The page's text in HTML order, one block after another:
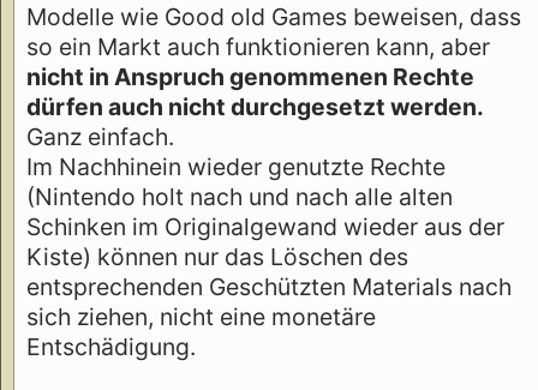
Modelle wie Good old Games beweisen, dass
so ein Markt auch funktionieren kann, aber
nicht in Anspruch genommenen Rechte
dürfen auch nicht durchgesetzt werden.
Ganz einfach.
Im Nachhinein wieder genutzte Rechte
(Nintendo holt nach und nach alle alten
Schinken im Originalgewand wieder aus der
Kiste) können nur das Löschen des
entsprechenden Geschützten Materials nach
sich ziehen, nicht eine monetäre
Entschädigung.